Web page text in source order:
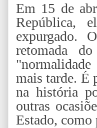
Em 15 de
República,
expurgado.
retomada
mais tarde. É
na história
outras
Estado, como